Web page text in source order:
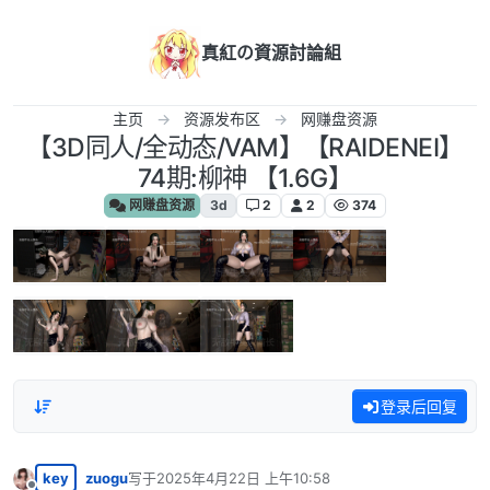
真紅の資源討論組
主页 资源发布区 网赚盘资源
【3D同人/全动态/VAM】【RAIDENEI】
74期:柳神 【1.6G】
网赚盘资源 3d 2 2 374
登录后回复
key zuogu写于2025年4月22日 上午10:58